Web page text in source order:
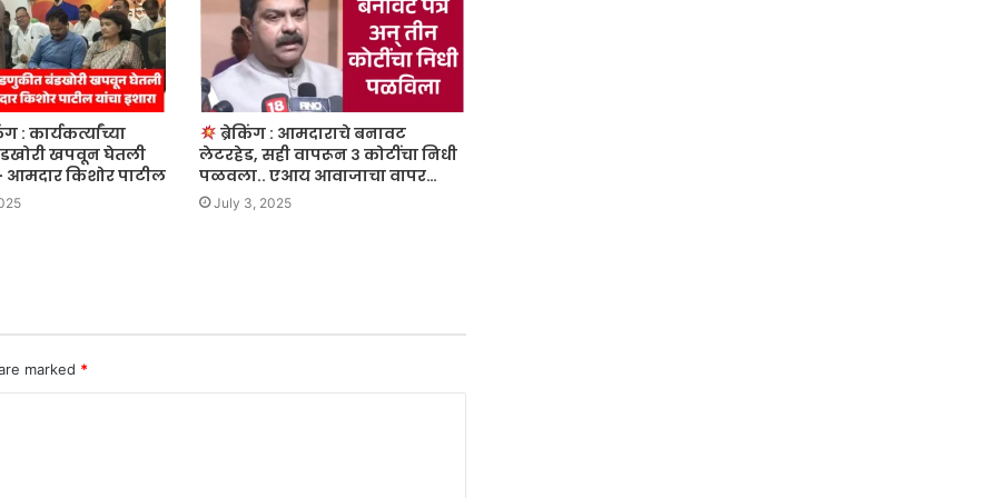
: कार्यकर्त्यांच्या
खपवून घेतली
आमदार किशोर पाटील
ब्रेकिंग : आमदाराचे बनावट
लेटरहेड, सही वापरून ३ कोटींचा निधी
पळवला.. एआय आवाजाचा वापर…
July 3, 2025
marked *